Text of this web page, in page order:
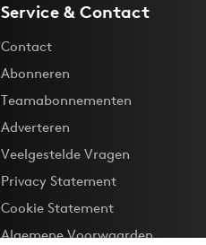
Service & Contact
Contact
Abonneren
Teamabonnementen
Adverteren
Veelgestelde Vragen
Privacy Statement
Cookie Statement
Algemene Voorwaarden